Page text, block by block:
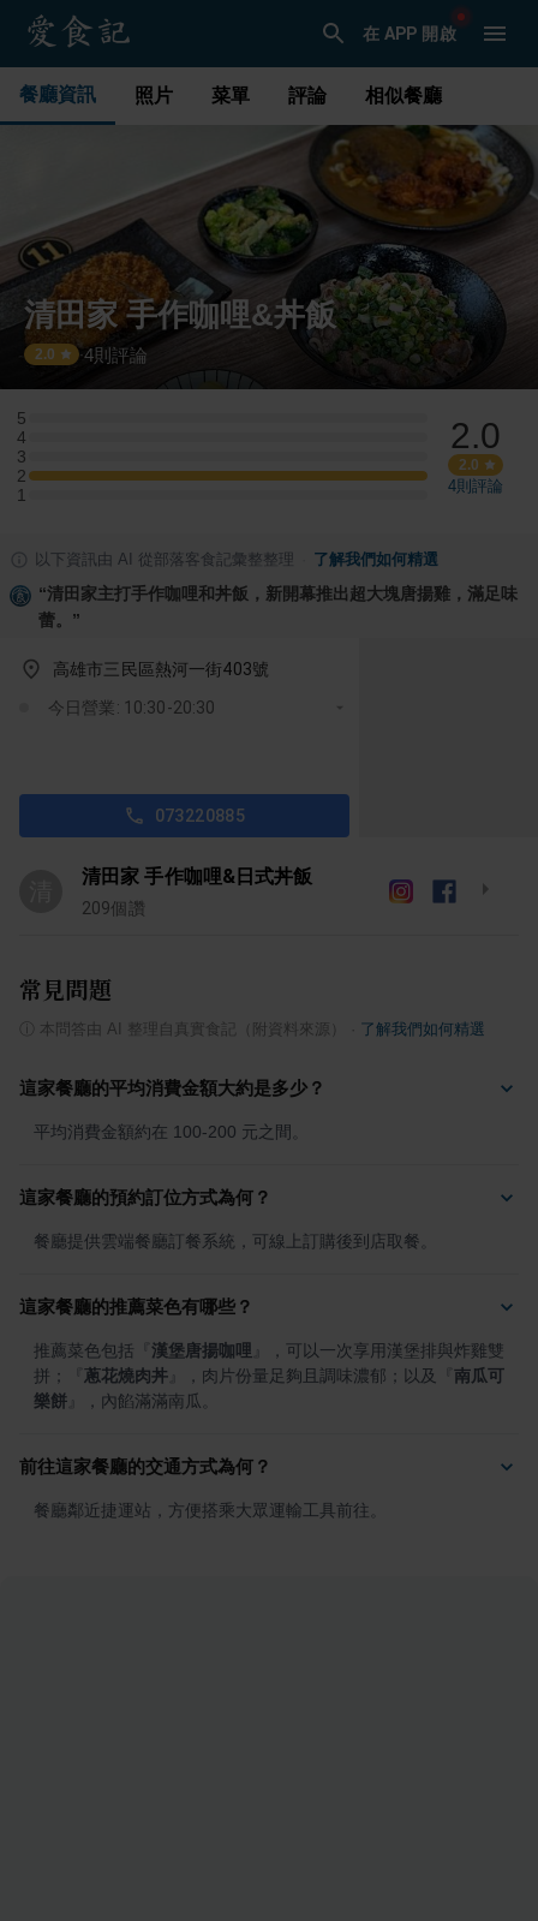
在 APP 開啟
餐廳資訊 照片 菜單 評論 相似餐廳
清田家 手作咖哩&丼飯
2.0 ·4則評論
5
5 星：0 則評論
4
4 星：0 則評論
3
3 星：0 則評論
2
2 星：1 則評論
1
1 星：0 則評論
2.0
2.0
4則評論
以下資訊由 AI 從部落客食記彙整整理 了解我們如何精選
“清田家主打手作咖哩和丼飯，新開幕推出超大塊唐揚雞，滿足味
蕾。 ”
高雄市三民區熱河一街403號
今日營業: 10:30-20:30
073220885
清田家 手作咖哩&日式丼飯
209個讚
常見問題
本問答由 AI 整理自真實食記（附資料來源） 了解我們如何精選
這家餐廳的平均消費金額大約是多少？
平均消費金額約在 100-200 元之間。
這家餐廳的預約訂位方式為何？
餐廳提供雲端餐廳訂餐系統，可線上訂購後到店取餐。
這家餐廳的推薦菜色有哪些？
推薦菜色包括 漢堡唐揚咖哩
，可以一次享用漢堡排與炸雞雙
拼；
蔥花燒肉丼 ，肉片份量足夠且調味濃郁；以及
南瓜可
樂餅
，內餡滿滿南瓜。
前往這家餐廳的交通方式為何？
餐廳鄰近捷運站，方便搭乘大眾運輸工具前往。